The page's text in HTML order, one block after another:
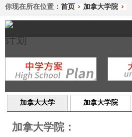
你现在所在位置： 首页 加拿大学院
加拿大大学 加拿大学院
加拿大学院：